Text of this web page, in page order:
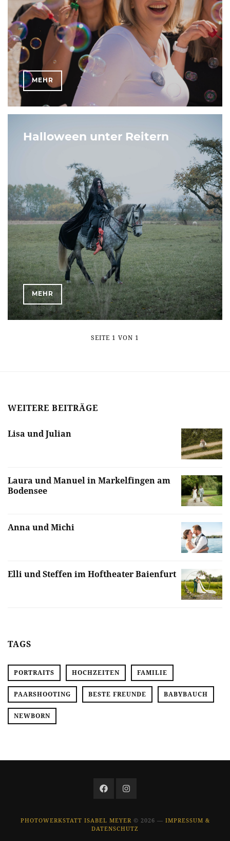
MEHR
Halloween unter Reitern
MEHR
SEITE 1 VON 1
WEITERE BEITRÄGE
Lisa und Julian
Laura und Manuel in Markelfingen am
Bodensee
Anna und Michi
Elli und Steffen im Hoftheater Baienfurt
TAGS
PORTRAITS HOCHZEITEN FAMILIE
PAARSHOOTING BESTE FREUNDE BABYBAUCH
NEWBORN
PHOTOWERKSTATT ISABEL MEYER© 2026 — IMPRESSUM &
DATENSCHUTZ